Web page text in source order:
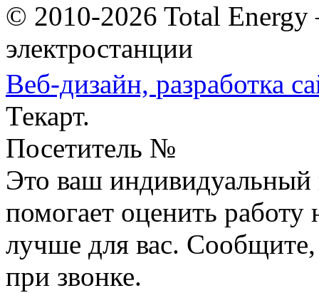
© 2010-2026 Total
электростанции
Веб-дизайн, разработка
Текарт.
Посетитель №
Это ваш
помогает оценить работу
лучше для вас.
при звонке.